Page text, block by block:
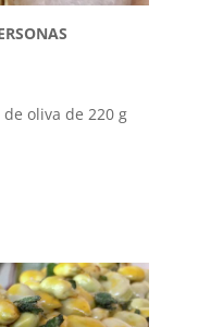
oliva de 220 g